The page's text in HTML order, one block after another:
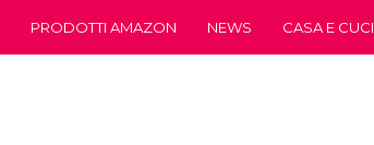
PRODOTTI AMAZON NEWS CASA E